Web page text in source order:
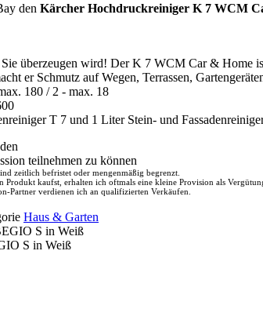
den Kärcher Hochdruckreiniger K 7 WCM
überzeugen wird! Der K 7 WCM Car & Home
er Schmutz auf Wegen, Terrassen,
180 / 2 - max. 18
T 7 und 1 Liter Stein- und
teilnehmen zu können
zeitlich befristet oder mengenmäßig begrenzt.
Produkt kaufst, erhalten ich oftmals eine kleine Provision als
Partner verdienen ich an qualifizierten Verkäufen.
Haus & Garten
S in Weiß